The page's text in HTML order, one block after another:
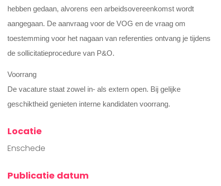
hebben gedaan, alvorens een arbeidsovereenkomst wordt
aangegaan. De aanvraag voor de VOG en de vraag om
toestemming voor het nagaan van referenties ontvang je tijdens
de sollicitatieprocedure van P&O.
Voorrang
De vacature staat zowel in- als extern open. Bij gelijke
geschiktheid genieten interne kandidaten voorrang.
Locatie
Enschede
Publicatie datum